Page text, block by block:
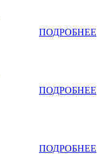
ПОДРОБНЕЕ
ПОДРОБНЕЕ
ПОДРОБНЕЕ